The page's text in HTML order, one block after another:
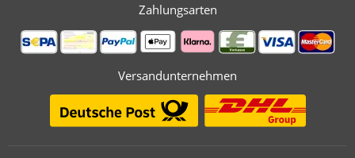
Zahlungsarten
Versandunternehmen